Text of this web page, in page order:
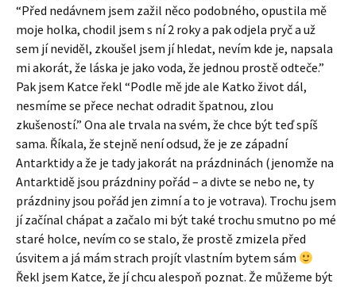
“Před nedávnem jsem zažil něco podobného, opustila mě
moje holka, chodil jsem s ní 2 roky a pak odjela pryč a už
sem jí neviděl, zkoušel jsem jí hledat, nevím kde je, napsala
mi akorát, že láska je jako voda, že jednou prostě odteče.”
Pak jsem Katce řekl “Podle mě jde ale Katko život dál,
nesmíme se přece nechat odradit špatnou, zlou
zkušeností.” Ona ale trvala na svém, že chce být teď spíš
sama. Říkala, že stejně není odsud, že je ze západní
Antarktidy a že je tady jakorát na prázdninách (jenomže na
Antarktidě jsou prázdniny pořád – a divte se nebo ne, ty
prázdniny jsou pořád jen zimní a to je votrava). Trochu jsem
jí začínal chápat a začalo mi být také trochu smutno po mé
staré holce, nevím co se stalo, že prostě zmizela před
úsvitem a já mám strach projít vlastním bytem sám
Řekl jsem Katce, že jí chcu alespoň poznat. Že můžeme být